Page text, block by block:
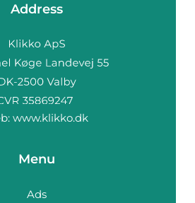
Address
www.klikko.dk
Menu
Ads